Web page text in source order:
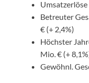
Umsatzerlöse
Betreuter
€ (+ 2,4%)
Höchster
Mio. € (+
Gewöhnl.